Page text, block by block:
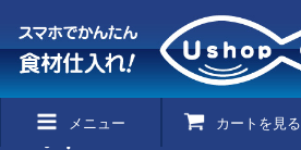
メニュー カートを見る